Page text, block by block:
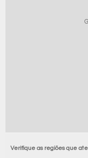
Verifique as regiões que